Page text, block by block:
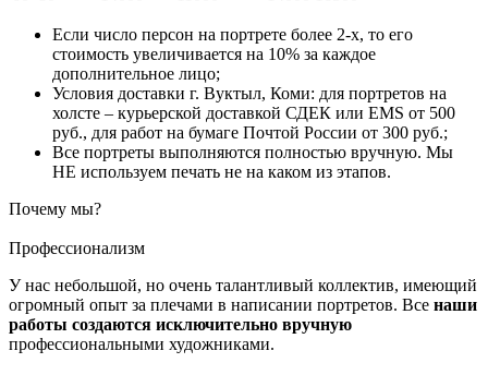
Если число персон на портрете более 2-х, то его
стоимость увеличивается на 10% за каждое
дополнительное лицо;
Условия доставки г. Вуктыл, Коми: для портретов на
холсте – курьерской доставкой СДЕК или EMS от 500
руб., для работ на бумаге Почтой России от 300 руб.;
Все портреты выполняются полностью вручную. Мы
НЕ используем печать не на каком из этапов.
Почему мы?
Профессионализм
У нас небольшой, но очень талантливый коллектив, имеющий
огромный опыт за плечами в написании портретов. Все наши
работы создаются исключительно вручную
профессиональными художниками.